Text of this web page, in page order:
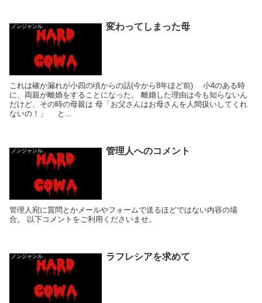
ノンジャンル 変わってしまった母
これは確か漏れが小四の頃からの話(今から8年ほど前) 小4のある時
に、両親が離婚をすることになった。 離婚した理由は今も知らないん
だけど、その時の母親は 母「お父さんはお母さんを人間扱いしてくれ
ないの！」 と...
ノンジャンル 管理人へのコメント
管理人宛に質問とかメールやフォームで送るほどではない内容の場
合。 以下コメントをご利用くださいませ。
ノンジャンル ラフレシアを求めて